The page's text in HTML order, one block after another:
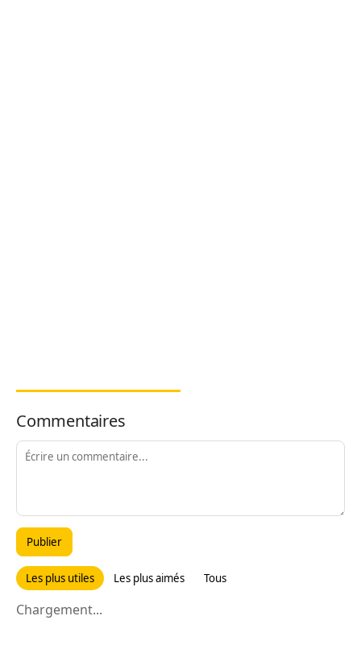
Commentaires
Publier
Les plus utiles Les plus aimés Tous
Chargement...